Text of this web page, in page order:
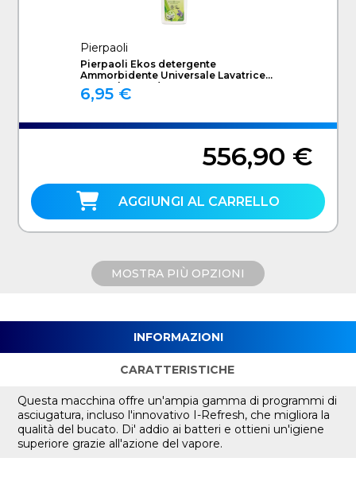
Pierpaoli
Pierpaoli Ekos detergente
Ammorbidente Universale Lavatrice
1000 ml Lavanda
6,95 €
556,90 €
AGGIUNGI AL CARRELLO
MOSTRA PIÙ OPZIONI
INFORMAZIONI
CARATTERISTICHE
Questa macchina offre un'ampia gamma di programmi di
asciugatura, incluso l'innovativo I-Refresh, che migliora la
qualità del bucato. Di' addio ai batteri e ottieni un'igiene
superiore grazie all'azione del vapore.